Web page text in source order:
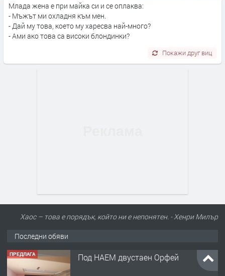
Млада жена е при майка си и се оплаква:
- Мъжът ми охладня към мен.
- Дай му това, което му харесва най-много?
- Ами ако това са високи блондинки?
Покажи друг виц
Хаос – това е порядък, който ни е непонятен. - Хенри Милър
Последни обяви
ПРЕДЛАГА Под НАЕМ двустаен Орфей